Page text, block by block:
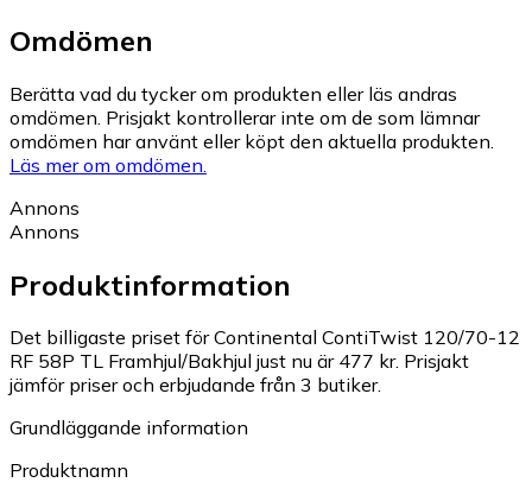
Omdömen
Berätta vad du tycker om produkten eller läs andras
omdömen. Prisjakt kontrollerar inte om de som lämnar
omdömen har använt eller köpt den aktuella produkten.
Läs mer om omdömen.
Annons
Annons
Produktinformation
Det billigaste priset för Continental ContiTwist 120/70-12
RF 58P TL Framhjul/Bakhjul just nu är 477 kr. Prisjakt
jämför priser och erbjudande från 3 butiker.
Grundläggande information
Produktnamn